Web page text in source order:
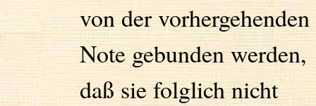
von der vorhergehenden
Note gebunden werden,
daß sie folglich nicht